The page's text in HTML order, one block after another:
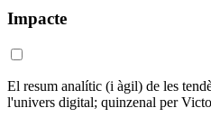
Impacte
El resum analític (i àgil) de les
l'univers digital; quinzenal per